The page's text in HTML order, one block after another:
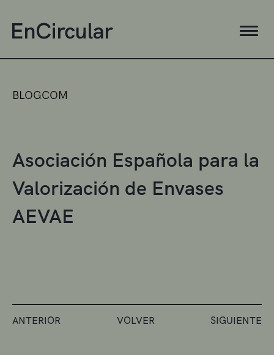
BLOGCOM
Asociación Española para la
Valorización de Envases
AEVAE
ANTERIOR VOLVER SIGUIENTE